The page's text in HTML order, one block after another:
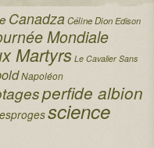
Canadza Céline Dion Edison
Mondiale
Martyrs Le Cavalier Sans
Napoléon
perfide albion
science